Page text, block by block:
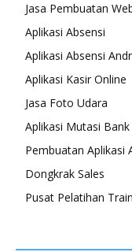
Jasa Pembuatan
Aplikasi Absensi
Aplikasi Absensi
Aplikasi Kasir Online
Jasa Foto Udara
Aplikasi Mutasi Bank
Pembuatan Aplikasi
Dongkrak Sales
Pusat Pelatihan